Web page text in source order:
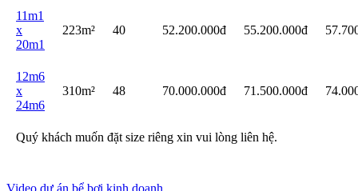
11m1
x
20m1
223m² 40 52.200.000đ 55.200.000đ
12m6
x
24m6
310m² 48 70.000.000đ 71.500.000đ
Quý khách muốn đặt size riêng xin vui lòng liên hệ.